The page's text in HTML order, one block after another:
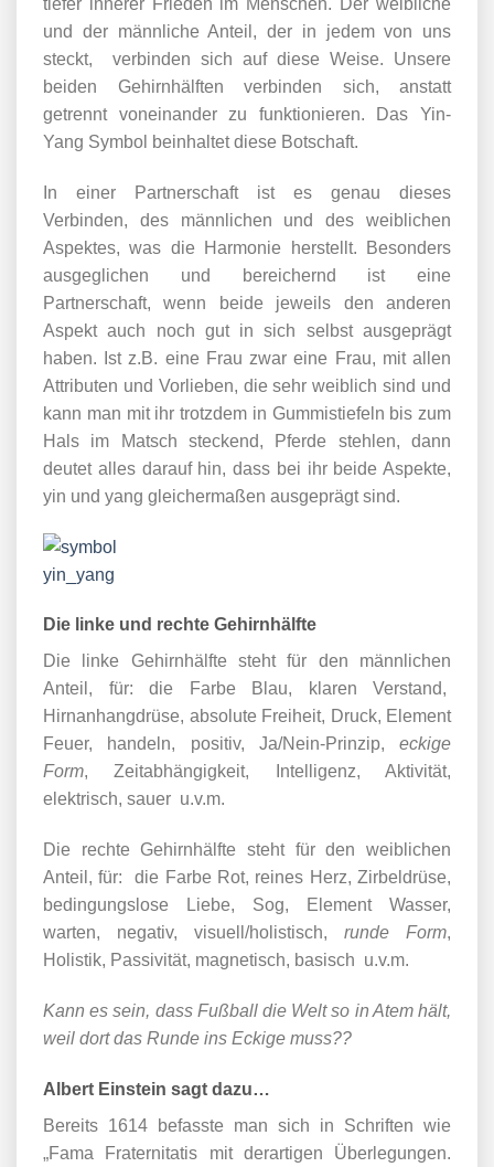
tiefer innerer Frieden im Menschen. Der weibliche
und der männliche Anteil, der in jedem von uns
steckt, verbinden sich auf diese Weise. Unsere
beiden Gehirnhälften verbinden sich, anstatt
getrennt voneinander zu funktionieren. Das Yin-
Yang Symbol beinhaltet diese Botschaft.
In einer Partnerschaft ist es genau dieses
Verbinden, des männlichen und des weiblichen
Aspektes, was die Harmonie herstellt. Besonders
ausgeglichen und bereichernd ist eine
Partnerschaft, wenn beide jeweils den anderen
Aspekt auch noch gut in sich selbst ausgeprägt
haben. Ist z.B. eine Frau zwar eine Frau, mit allen
Attributen und Vorlieben, die sehr weiblich sind und
kann man mit ihr trotzdem in Gummistiefeln bis zum
Hals im Matsch steckend, Pferde stehlen, dann
deutet alles darauf hin, dass bei ihr beide Aspekte,
yin und yang gleichermaßen ausgeprägt sind.
Die linke und rechte Gehirnhälfte
Die linke Gehirnhälfte steht für den männlichen
Anteil, für: die Farbe Blau, klaren Verstand,
Hirnanhangdrüse, absolute Freiheit, Druck, Element
Feuer, handeln, positiv, Ja/Nein-Prinzip, eckige
Form, Zeitabhängigkeit, Intelligenz, Aktivität,
elektrisch, sauer u.v.m.
Die rechte Gehirnhälfte steht für den weiblichen
Anteil, für: die Farbe Rot, reines Herz, Zirbeldrüse,
bedingungslose Liebe, Sog, Element Wasser,
warten, negativ, visuell/holistisch, runde Form,
Holistik, Passivität, magnetisch, basisch u.v.m.
Kann es sein, dass Fußball die Welt so in Atem hält,
weil dort das Runde ins Eckige muss??
Albert Einstein sagt dazu…
Bereits 1614 befasste man sich in Schriften wie
„Fama Fraternitatis mit derartigen Überlegungen.